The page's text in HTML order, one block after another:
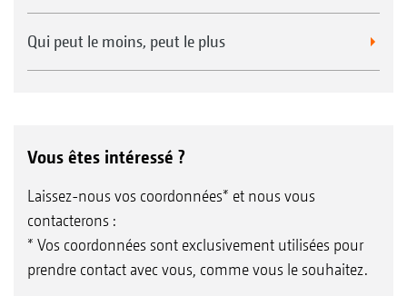
Qui peut le moins, peut le plus
Vous êtes intéressé ?
Laissez-nous vos coordonnées* et nous vous
contacterons :
* Vos coordonnées sont exclusivement utilisées pour
prendre contact avec vous, comme vous le souhaitez.